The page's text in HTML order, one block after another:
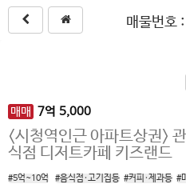
매물번호
매매 7억 5,000
<시청역인근 아파트상권>
식점 디저트카페 키즈랜드
#5억~10억 #음식점·고기집등 #커피·제과등 #